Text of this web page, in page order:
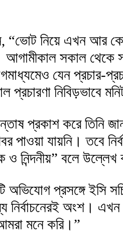
“ভোট নিয়ে এখন আর
আগামীকাল সকাল থেকে
যেন প্রচার-
প্রচারণা নিবিড়ভাবে
প্রকাশ করে তিনি
পাওয়া যায়নি। তবে
ও নিন্দনীয়” বলে
অভিযোগ প্রসঙ্গে ইসি
নির্বাচনেরই অংশ।
মনে করি।”